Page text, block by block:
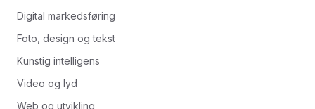
Digital markedsføring
Foto, design og tekst
Kunstig intelligens
Video og lyd
Web og utvikling